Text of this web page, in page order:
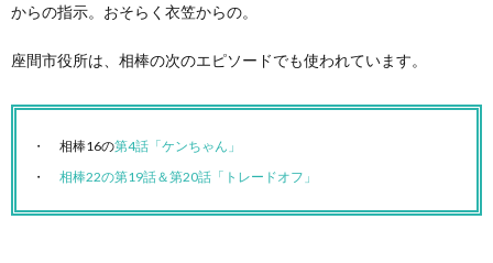
からの指示。おそらく衣笠からの。
座間市役所は、相棒の次のエピソードでも使われています。
相棒16の第4話「ケンちゃん」
相棒22の第19話＆第20話「トレードオフ」